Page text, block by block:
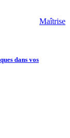
Maîtrise
dans vos